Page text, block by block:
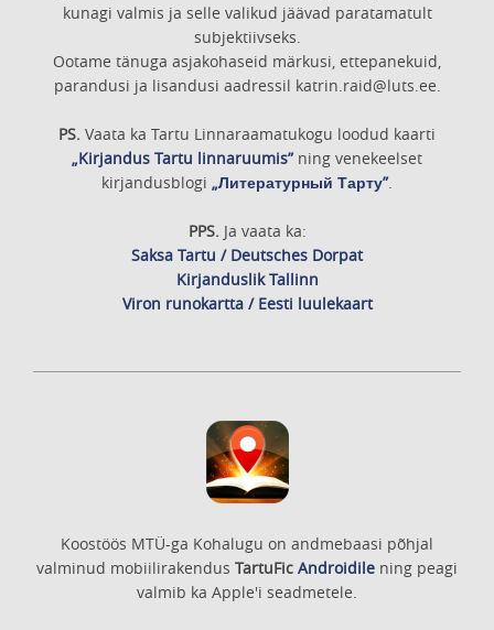
kunagi valmis ja selle valikud jäävad paratamatult
subjektiivseks.
Ootame tänuga asjakohaseid märkusi, ettepanekuid,
parandusi ja lisandusi aadressil katrin.raid@luts.ee.
PS. Vaata ka Tartu Linnaraamatukogu loodud kaarti
„Kirjandus Tartu linnaruumis”ning venekeelset
kirjandusblogi „Литературный Тарту”.
PPS. Ja vaata ka:
Saksa Tartu / Deutsches Dorpat
Kirjanduslik Tallinn
Viron runokartta / Eesti luulekaart
Koostöös MTÜ-ga Kohalugu on andmebaasi põhjal
valminud mobiilirakendus TartuFic Androidile ning peagi
valmib ka Apple'i seadmetele.